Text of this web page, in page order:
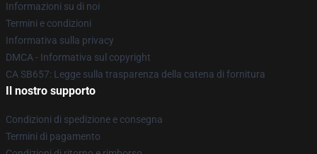
Informazioni su di noi
Termini e condizioni
Informativa sulla privacy
DMCA - Informativa sul copyright
CA SB657: Legge sulla trasparenza della catena di fornitura
Il nostro supporto
Condizioni di spedizione e consegna
Termini di pagamento